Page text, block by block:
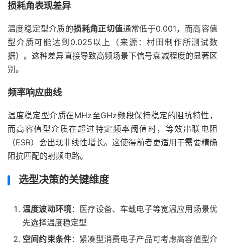
损耗角表现差异
温度稳定型介质的损耗角正切值通常低于0.001，而高容值
型介质可能达到0.025以上（来源：村田制作所测试数
据）。这种差异直接导致高频场景下信号衰减程度的显著区
别。
频率响应曲线
温度稳定型介质在MHz至GHz频段保持稳定的阻抗特性，
而高容值型介质在超过特定频率阈值时，等效串联电阻
（ESR）会出现非线性增长。这使得前者更适用于需要精确
阻抗匹配的射频电路。
选型决策的关键维度
温度波动环境：医疗设备、车载电子等宽温应用场景优
先选择温度稳定型
空间约束条件：紧凑型消费电子产品可考虑高容值型介